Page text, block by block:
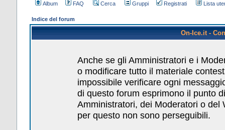
Album FAQ Cerca Gruppi Registrati Lista
Indice del forum
On-Ice.it -
Anche se gli Amministratori e i
o modificare tutto il materiale
impossibile verificare ogni
di questo forum esprimono il punto
Amministratori, dei Moderatori o
per questo non sono perseguibili.